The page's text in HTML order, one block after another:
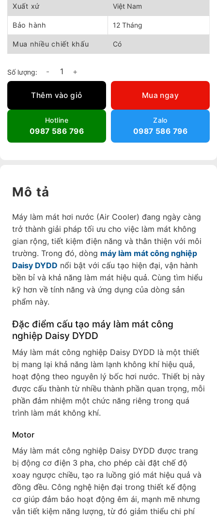
Xuất xứ Việt Nam
Bảo hành 12 Tháng
Mua nhiều chiết khấu Có
Máy làm mát công nghiệp Daisy DYDD | Đủ các mã số lượng
Thêm vào giỏ Mua ngay
Hotline
0987 586 796
Zalo
0987 586 796
Mô tả
Máy làm mát hơi nước (Air Cooler) đang ngày càng
trở thành giải pháp tối ưu cho việc làm mát không
gian rộng, tiết kiệm điện năng và thân thiện với môi
trường. Trong đó, dòng máy làm mát công nghiệp
Daisy DYDD nổi bật với cấu tạo hiện đại, vận hành
bền bỉ và khả năng làm mát hiệu quả. Cùng tìm hiểu
kỹ hơn về tính năng và ứng dụng của dòng sản
phẩm này.
Đặc điểm cấu tạo máy làm mát công
nghiệp Daisy DYDD
Máy làm mát công nghiệp Daisy DYDD là một thiết
bị mang lại khả năng làm lạnh không khí hiệu quả,
hoạt động theo nguyên lý bốc hơi nước. Thiết bị này
được cấu thành từ nhiều thành phần quan trọng, mỗi
phần đảm nhiệm một chức năng riêng trong quá
trình làm mát không khí.
Motor
Máy làm mát công nghiệp Daisy DYDD được trang
bị động cơ điện 3 pha, cho phép cài đặt chế độ
xoay ngược chiều, tạo ra luồng gió mát hiệu quả và
đồng đều. Công nghệ hiện đại trong thiết kế động
cơ giúp đảm bảo hoạt động êm ái, mạnh mẽ nhưng
vẫn tiết kiệm năng lượng, từ đó giảm thiểu chi phí